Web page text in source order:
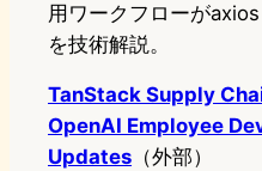
用ワークフローが
を技術解説。
TanStack Supply
OpenAI Employee
Updates （外部）